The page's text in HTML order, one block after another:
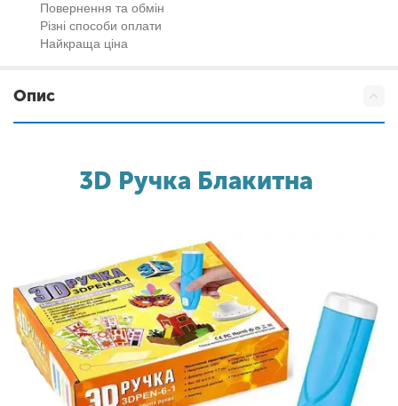
Повернення та обмін
Різні способи оплати
Найкраща ціна
Опис
3D Ручка Блакитна